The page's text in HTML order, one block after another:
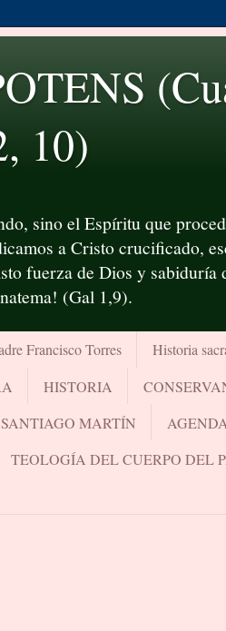
10)
sino el Espíritu que
a Cristo crucificado,
fuerza de Dios y
(Gal 1,9).
Francisco Torres Historia
HISTORIA
SANTIAGO MARTÍN
TEOLOGÍA DEL CUERPO DEL